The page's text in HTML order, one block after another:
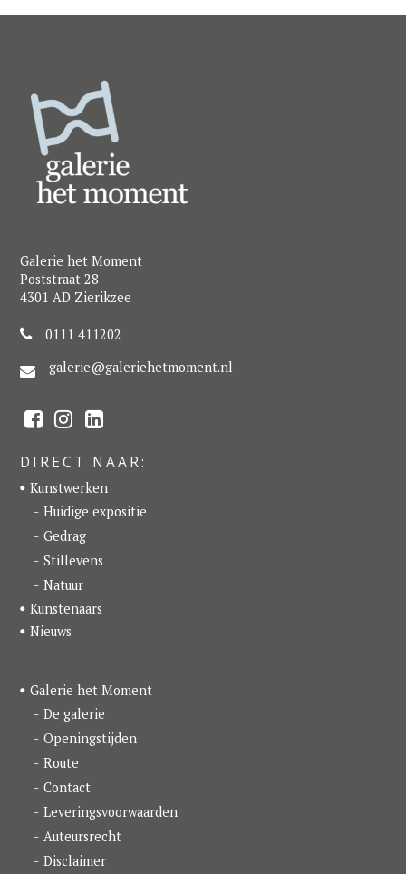
Galerie het Moment
Poststraat 28
4301 AD Zierikzee
0111 411202
galerie@galeriehetmoment.nl
F
a
e
b
o
o
k
t
a
g
r
a
m
L
i
k
e
d
I
n
DIRECT NAAR:
Kunstwerken
Huidige expositie
Gedrag
Stillevens
Natuur
Kunstenaars
Nieuws
Galerie het Moment
De galerie
Openingstijden
Route
Contact
Leveringsvoorwaarden
Auteursrecht
Disclaimer